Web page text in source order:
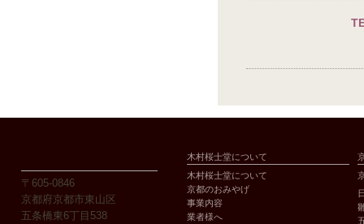
〒605-0846
京都府京都市東山区
五条橋東6丁目538
木村桜士堂について
木村桜士堂について
京都のおみやげ
事業内容
業者様へ